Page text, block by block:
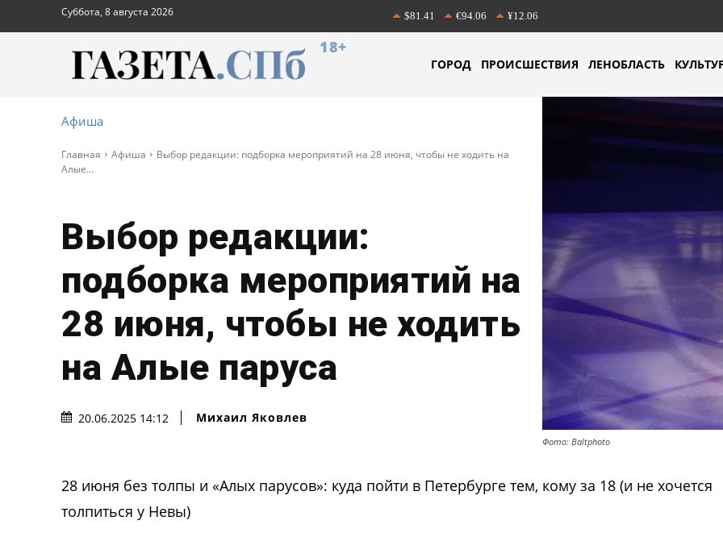
Суббота, 8 августа 2026 $81.41 €94.06 ¥12.06
18+
ГОРОД ПРОИСШЕСТВИЯ ЛЕНОБЛАСТЬ
Афиша
Главная Афиша
Выбор редакции: подборка мероприятий на 28 июня, чтобы не ходить на
Алые...
Выбор редакции:
подборка мероприятий на
28 июня, чтобы не ходить
на Алые паруса
20.06.2025 14:12 Михаил Яковлев
Фото: Baltphoto
28 июня без толпы и «Алых парусов»: куда пойти в Петербурге тем, кому за 18 (и не хочется
толпиться у Невы)